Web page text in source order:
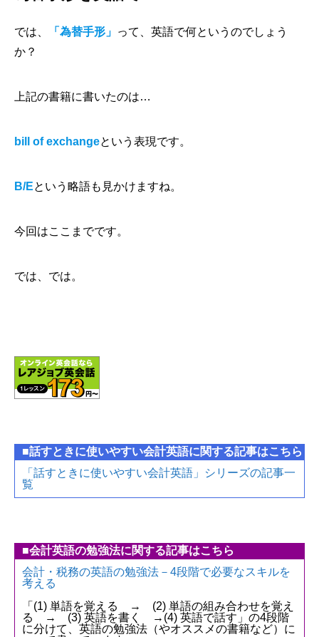
では、 「為替手形」 って、英語で何というのでしょう
か？
上記の書籍に書いたのは…
bill of exchangeという表現です。
B/Eという略語も見かけますね。
今回はここまでです。
では、では。
■話すときに使いやすい会計英語に関する記事はこちら
「話すときに使いやすい会計英語」シリーズの記事一
覧
■会計英語の勉強法に関する記事はこちら
会計・税務の英語の勉強法－4段階で必要なスキルを
考える
「(1) 単語を覚える → (2) 単語の組み合わせを覚え
る → (3) 英語を書く →(4) 英語で話す」の4段階
に分けて、英語の勉強法（やオススメの書籍など）に